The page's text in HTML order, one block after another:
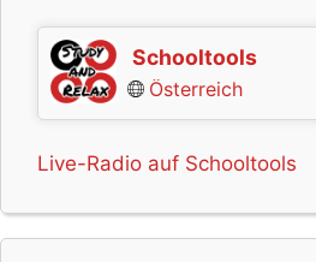
Schooltools
Österreich
Live-Radio auf Schooltools